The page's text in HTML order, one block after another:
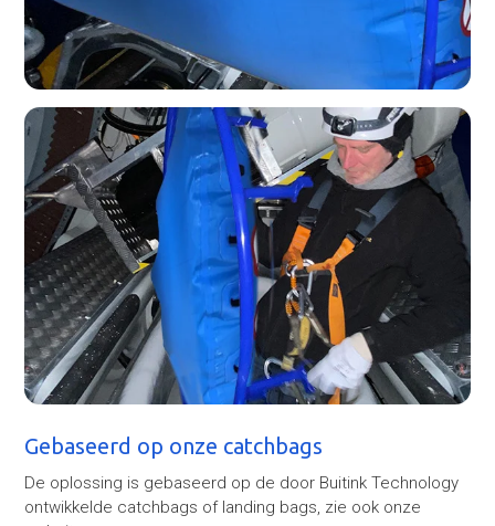
Gebaseerd op onze catchbags
De oplossing is gebaseerd op de door Buitink Technology
ontwikkelde catchbags of landing bags, zie ook onze